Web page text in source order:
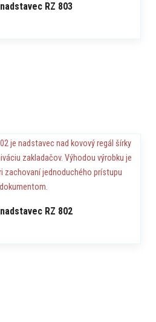
RZ 803
RZ 802